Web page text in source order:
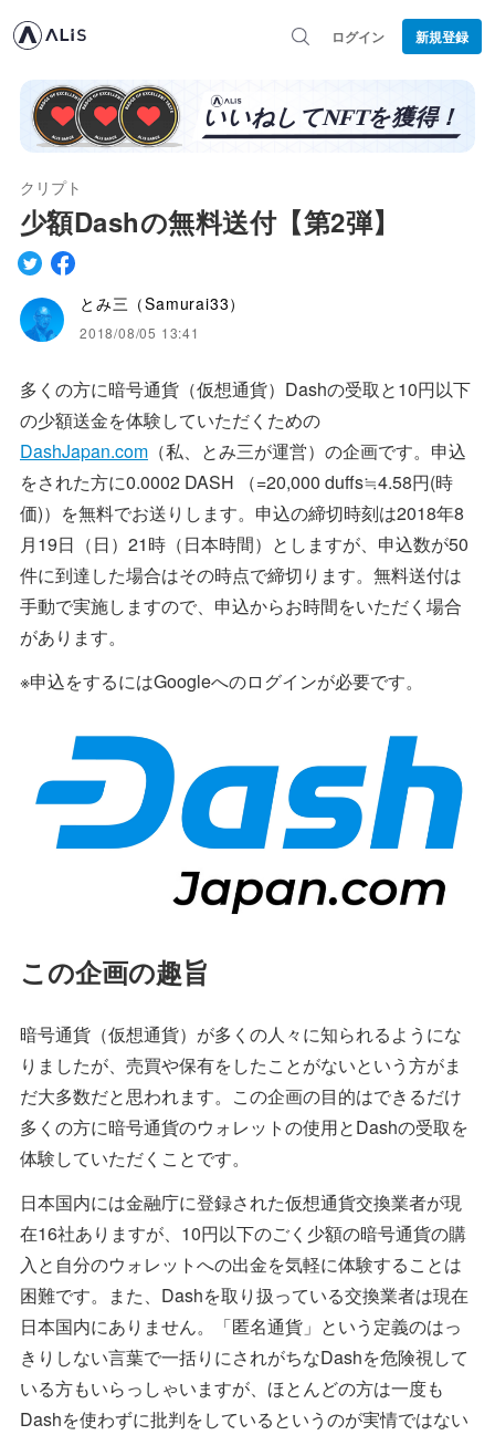
ログイン 新規登録
クリプト
少額Dashの無料送付【第2弾】
とみ三（Samurai33）
2018/08/05 13:41
多くの方に暗号通貨（仮想通貨）Dashの受取と10円以下
の少額送金を体験していただくための
DashJapan.com （私、とみ三が運営）の企画です。申込
をされた方に0.0002 DASH （=20,000 duffs≒4.58円(時
価)）を無料でお送りします。申込の締切時刻は2018年8
月19日（日）21時（日本時間）としますが、申込数が50
件に到達した場合はその時点で締切ります。無料送付は
手動で実施しますので、申込からお時間をいただく場合
があります。
※申込をするにはGoogleへのログインが必要です。
この企画の趣旨
暗号通貨（仮想通貨）が多くの人々に知られるようにな
りましたが、売買や保有をしたことがないという方がま
だ大多数だと思われます。この企画の目的はできるだけ
多くの方に暗号通貨のウォレットの使用とDashの受取を
体験していただくことです。
日本国内には金融庁に登録された仮想通貨交換業者が現
在16社ありますが、10円以下のごく少額の暗号通貨の購
入と自分のウォレットへの出金を気軽に体験することは
困難です。また、Dashを取り扱っている交換業者は現在
日本国内にありません。「匿名通貨」という定義のはっ
きりしない言葉で一括りにされがちなDashを危険視して
いる方もいらっしゃいますが、ほとんどの方は一度も
Dashを使わずに批判をしているというのが実情ではない